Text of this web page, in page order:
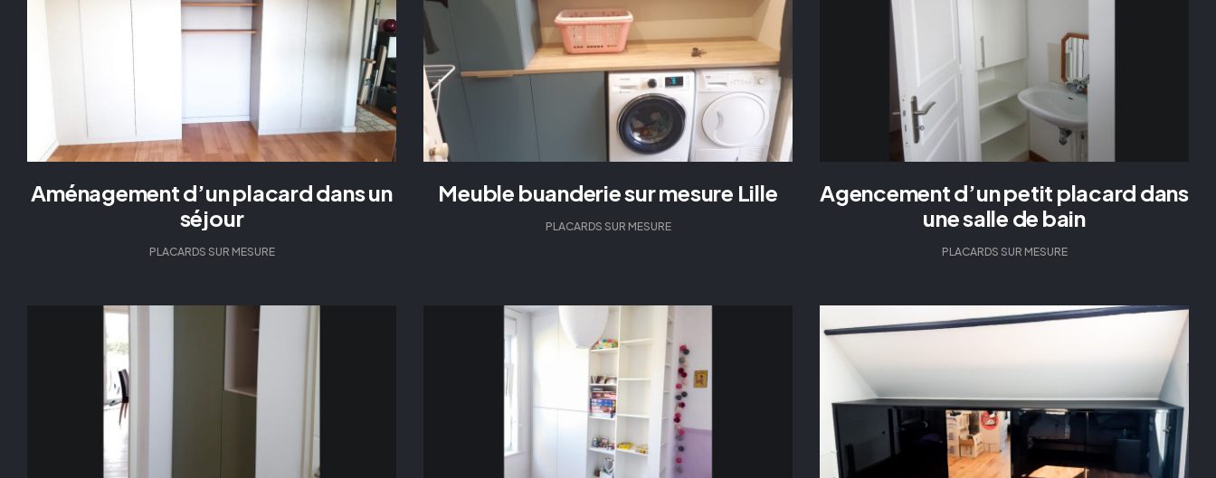
Aménagement d’un placard dans un
séjour
PLACARDS SUR MESURE
Meuble buanderie sur mesure Lille
PLACARDS SUR MESURE
Agencement d’un petit placard dans
une salle de bain
PLACARDS SUR MESURE